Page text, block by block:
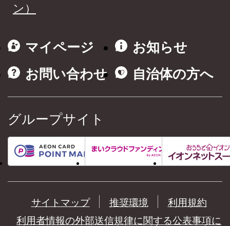
ン）
マイページ
お知らせ
お問い合わせ
自治体の方へ
グループサイト
サイトマップ 推奨環境
利用規約
利用者情報の外部送信規律に関する公表事項に